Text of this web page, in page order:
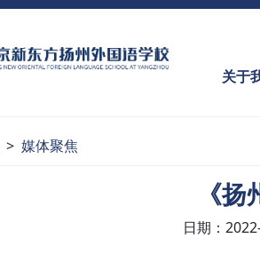
关于
> 媒体聚焦
《
日期：